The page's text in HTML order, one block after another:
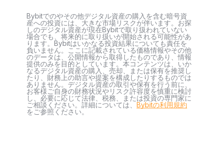
Bybitでのやその他デジタル資産の購入を含む暗号資
産への投資には、大きな市場リスクが伴います。お探
しのデジタル資産が現在Bybitで取り扱われていない
場合でも、将来的に取り扱いが開始される可能性があ
ります。Bybitはいかなる投資結果についても責任を
負いません。ここに記載されている価格情報やその他
のデータは、公開情報から取得したものであり、情報
提供のみを目的としています。本コンテンツは、いか
なるデジタル資産の購入、売却、または保有を推奨し
たり、財務上の助言や提案を構成したりするものでは
ありません。デジタル資産の取引や保有を行う前に、
お客様ご自身の財務状況やリスク許容度を慎重に検討
し、必要に応じて法律、税務、または投資の専門家に
ご相談ください。詳細については、 Bybitの利用規約
をご参照ください。